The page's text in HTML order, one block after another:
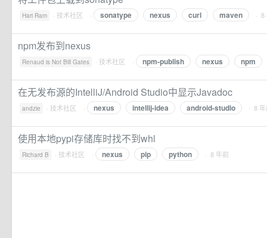
Hari Ram · 技术社区 · sonatype nexus curl maven · 8
npm发布到nexus
Renaud is Not Bill Gates · 技术社区 · npm-publish nexus npm
在无发布源的IntelliJ/Android Studio中显示Javadoc
andzie · 技术社区 · nexus intellij-idea android-studio · 8
使用本地pypi存储库时找不到whl
Richard B · 技术社区 · nexus pip python · 8 年前